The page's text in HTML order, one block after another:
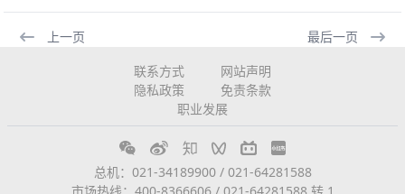
上一页
最后一页
联系方式
网站声明
隐私政策
免责条款
职业发展
总机：021-34189900 / 021-64281588
市场热线：400-8366606 / 021-64281588 转 1